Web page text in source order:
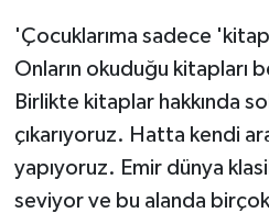
'Çocuklarıma sadece
Onların okuduğu kitapları
Birlikte kitaplar hakkında
çıkarıyoruz. Hatta kendi
yapıyoruz. Emir dünya
seviyor ve bu alanda